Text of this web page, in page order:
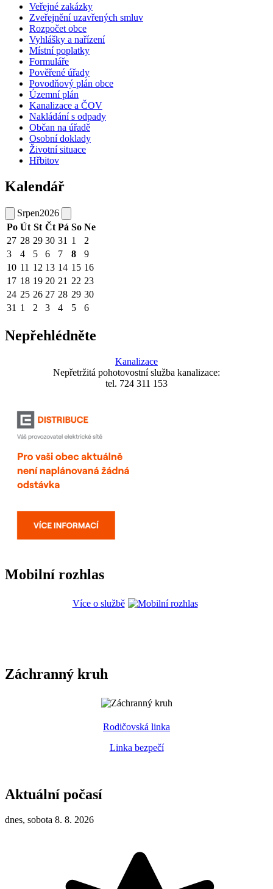
Veřejné zakázky
Zveřejnění uzavřených smluv
Rozpočet obce
Vyhlášky a nařízení
Místní poplatky
Formuláře
Pověřené úřady
Povodňový plán obce
Územní plán
Kanalizace a ČOV
Nakládání s odpady
Občan na úřadě
Osobní doklady
Životní situace
Hřbitov
Kalendář
Srpen2026
Po Út St Čt Pá So Ne
27 28 29 30 31 1
2
3
4 5 6 7 8
9
10 11 12 13 14 15 16
17 18 19 20 21 22 23
24 25 26 27 28 29 30
31 1 2 3 4 5 6
Nepřehlédněte
Kanalizace
Nepřetržitá pohotovostní služba kanalizace:
tel. 724 311 153
Mobilní rozhlas
Více o službě
Záchranný kruh
Rodičovská linka
Linka bezpečí
Aktuální počasí
dnes, sobota 8. 8. 2026